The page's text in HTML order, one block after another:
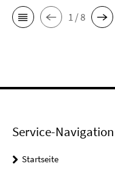
1 / 8
Service-Navigation
Startseite